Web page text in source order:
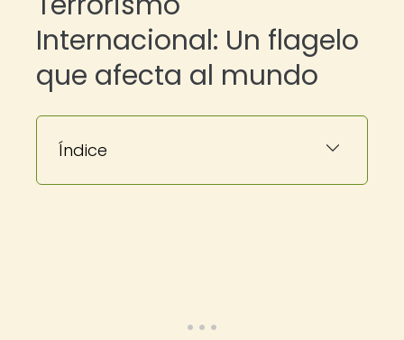
Internacional: Un flagelo
que afecta al mundo
Índice